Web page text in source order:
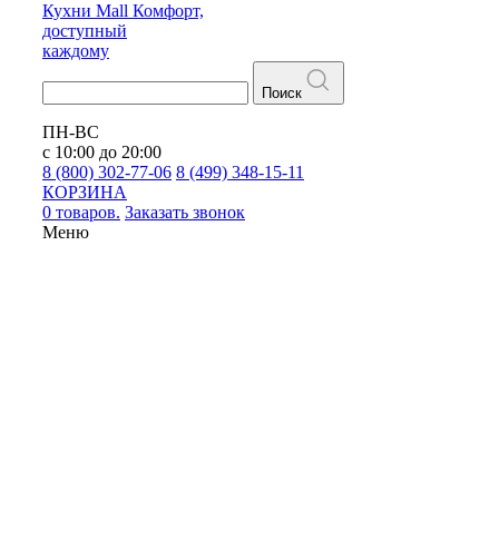
Кухни Mall Комфорт,
доступный
каждому
Поиск
ПН-ВС
с 10:00 до 20:00
8 (800) 302-77-06 8 (499) 348-15-11
КОРЗИНА
0 товаров. Заказать звонок
Меню